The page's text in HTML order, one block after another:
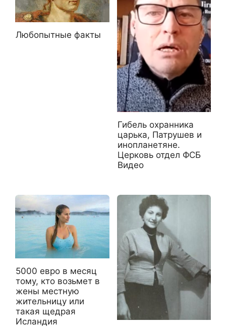
Любопытные факты
Гибель охранника
царька, Патрушев и
инопланетяне.
Церковь отдел ФСБ
Видео
5000 евро в месяц
тому, кто возьмет в
жены местную
жительницу или
такая щедрая
Исландия